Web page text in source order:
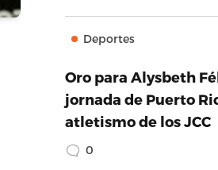
Deportes
Oro para Alysbeth
jornada de Puerto
atletismo de los JCC
0